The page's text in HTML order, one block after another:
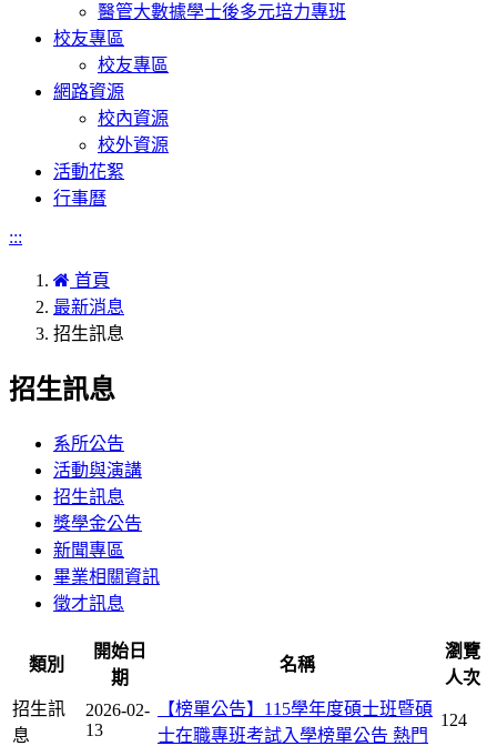
醫管大數據學士後多元培力專班
校友專區
校友專區
網路資源
校內資源
校外資源
活動花絮
行事曆
:::
首頁
最新消息
招生訊息
招生訊息
系所公告
活動與演講
招生訊息
獎學金公告
新聞專區
畢業相關資訊
徵才訊息
類別
開始日
期
名稱
瀏覽
人次
招生訊
息
2026-02-
13
【榜單公告】115學年度碩士班暨碩
士在職專班考試入學榜單公告 熱門
124